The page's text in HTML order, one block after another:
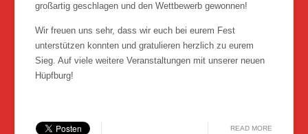
großartig geschlagen und den Wettbewerb gewonnen!
Wir freuen uns sehr, dass wir euch bei eurem Fest
unterstützen konnten und gratulieren herzlich zu eurem
Sieg. Auf viele weitere Veranstaltungen mit unserer neuen
Hüpfburg!
READ MORE